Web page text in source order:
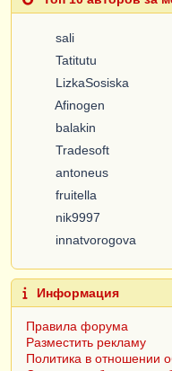
sali
Tatitutu
LizkaSosiska
Afinogen
balakin
Tradesoft
antoneus
fruitella
nik9997
innatvorogova
Информация
Правила форума
Разместить рекламу
Политика в отношении